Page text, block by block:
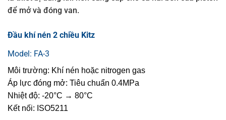
để mở và đóng van.
Đầu khí nén 2 chiều Kitz
Model: FA-3
Môi trường: Khí nén hoặc nitrogen gas
Áp lực đóng mở: Tiêu chuẩn 0.4MPa
Nhiệt độ: -20°C → 80°C
Kết nối: ISO5211